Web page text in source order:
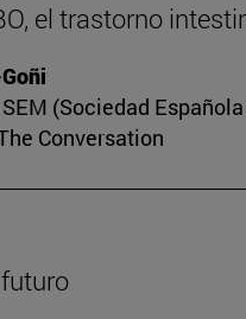
el trastorno
(Sociedad
Conversation